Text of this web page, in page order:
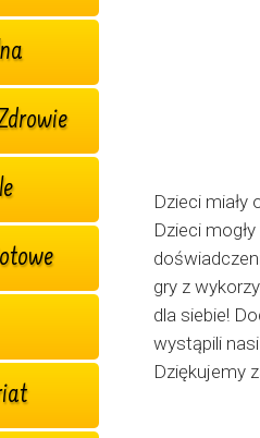
Dzieci miały
Dzieci
gry z
dla siebie!
wystąpili
Dziękujemy